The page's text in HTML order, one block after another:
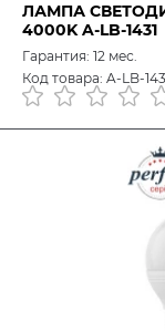
ЛАМПА
4000K A-LB-1431
Гарантия: 12 мес.
Код товара: A-LB-